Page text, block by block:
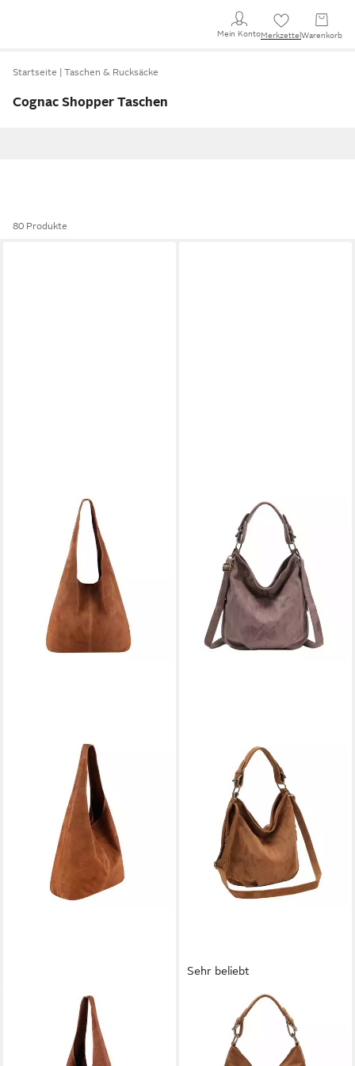
Mein KontoMerkzettel Warenkorb
Startseite Taschen & Rucksäcke
Cognac Shopper Taschen
80 Produkte
Schultertasche Made in Italy
Damen Leder Wildleder
Tasche Umhängetasche
Sehr beliebt
ITALYSHOP24
Schultertasche DAMEN
SHOPPER Hobo Bag
Umhängetasche Handtasche